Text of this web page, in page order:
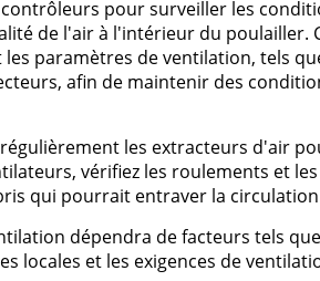
pour surveiller les
de l'air à l'intérieur du poulailler.
paramètres de ventilation, tels
afin de maintenir des
les extracteurs d'air
vérifiez les roulements et
qui pourrait entraver la
dépendra de facteurs tels
locales et les exigences de